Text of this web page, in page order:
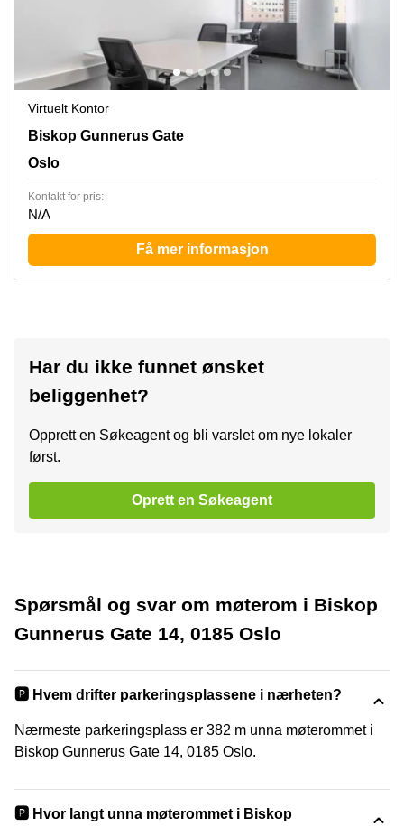
Virtuelt Kontor
Biskop Gunnerus Gate 14, Oslo
Biskop Gunnerus Gate
Oslo
Kontakt for pris:
N/A
Få mer informasjon
Har du ikke funnet ønsket
beliggenhet?
Opprett en Søkeagent og bli varslet om nye lokaler
først.
Oprett en Søkeagent
Spørsmål og svar om møterom i Biskop
Gunnerus Gate 14, 0185 Oslo
🅿️ Hvem drifter parkeringsplassene i nærheten?
Nærmeste parkeringsplass er 382 m unna møterommet i
Biskop Gunnerus Gate 14, 0185 Oslo.
🅿️ Hvor langt unna møterommet i Biskop